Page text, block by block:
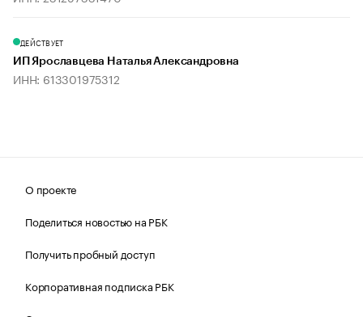
ДЕЙСТВУЕТ
ИП Ярославцева Наталья Александровна
ИНН: 613301975312
О проекте
Поделиться новостью на РБК
Получить пробный доступ
Корпоративная подписка РБК